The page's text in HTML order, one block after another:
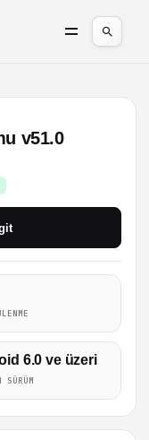
v51.0
6.0 ve üzeri
SÜRÜM